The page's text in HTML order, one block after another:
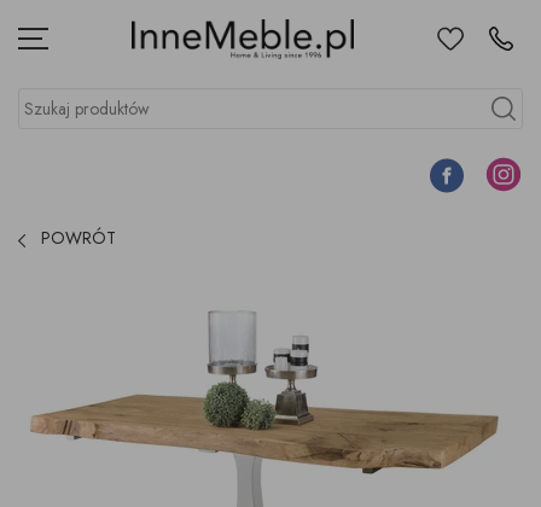
Menu UlubioneKontakt
Szukaj produktów
Szukaj
Facebook
POWRÓT